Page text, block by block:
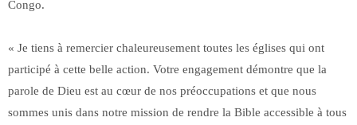
Congo.
« Je tiens à remercier chaleureusement toutes les églises qui ont
participé à cette belle action. Votre engagement démontre que la
parole de Dieu est au cœur de nos préoccupations et que nous
sommes unis dans notre mission de rendre la Bible accessible à tous